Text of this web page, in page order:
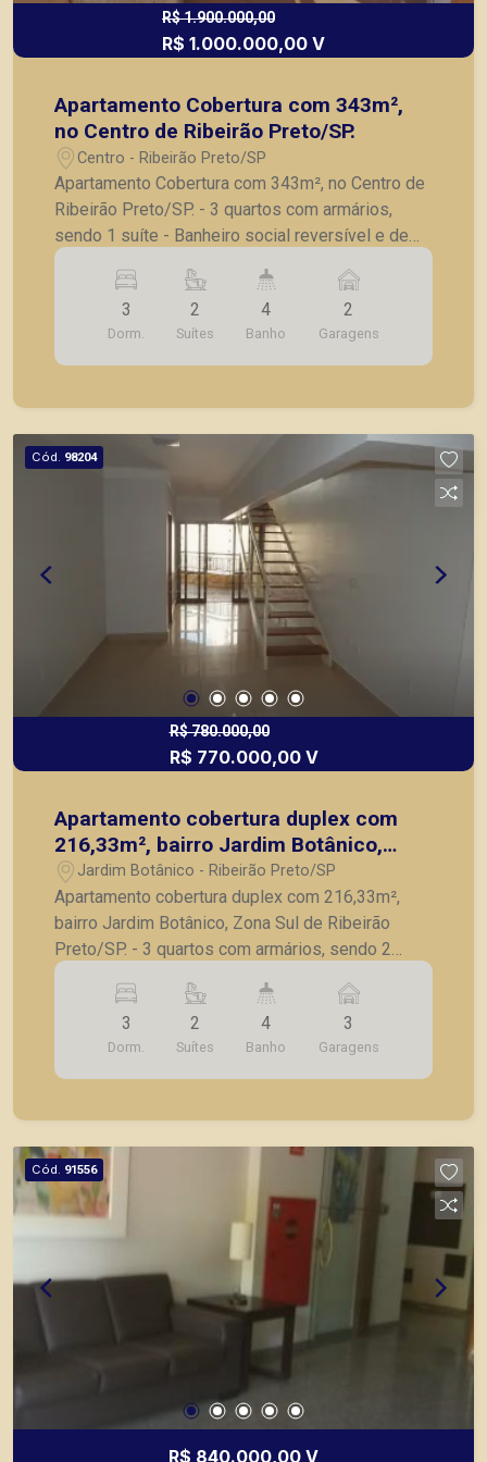
R$ 1.900.000,00
R$ 1.000.000,00 V
Apartamento Cobertura com 343m²,
no Centro de Ribeirão Preto/SP.
Centro - Ribeirão Preto/SP
Apartamento Cobertura com 343m², no Centro de
Ribeirão Preto/SP. - 3 quartos com armários,
sendo 1 suíte - Banheiro social reversível e de
serviço - Escritório - Sala 3 ambientes, - Cozinha
planejada - Lavanderia com armários - Quarto de
serviço - Parte superior com cozinha, piscina,
área churrasco e 1 suíte - 2 vagas de garagem A
Piramid tem como objetivo atender seus clientes
principais lançamentos da cidade de Ribeirão
Preto.
3
Dorm.
2
Suítes
4
Banho
2
Garagens
Cód. 98204
R$ 780.000,00
R$ 770.000,00 V
Apartamento cobertura duplex com
216,33m², bairro Jardim Botânico,
Zona Sul de Ribeirão Preto/SP.
Jardim Botânico - Ribeirão Preto/SP
Apartamento cobertura duplex com 216,33m²,
bairro Jardim Botânico, Zona Sul de Ribeirão
Preto/SP. - 3 quartos com armários, sendo 2
suítes; - Banheiro social completo; - Sala para 3
ambientes; - Lavabo; - Cozinha com armários
planejados; - Área de serviço; - Varanda gourmet;
- Ofurô; - 3 vagas de garagem. A Piramid tem
como objetivo atender seus clientes com
principais lançamentos da cidade de Ribeirão
Preto.
3
Dorm.
2
Suítes
4
Banho
3
Garagens
Cód. 91556
R$ 840.000,00 V